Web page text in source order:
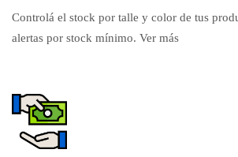
Controlá el stock por talle y color de tus
alertas por stock mínimo. Ver más